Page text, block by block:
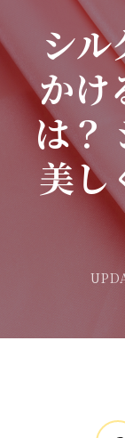
シル
かけ
は？
美し